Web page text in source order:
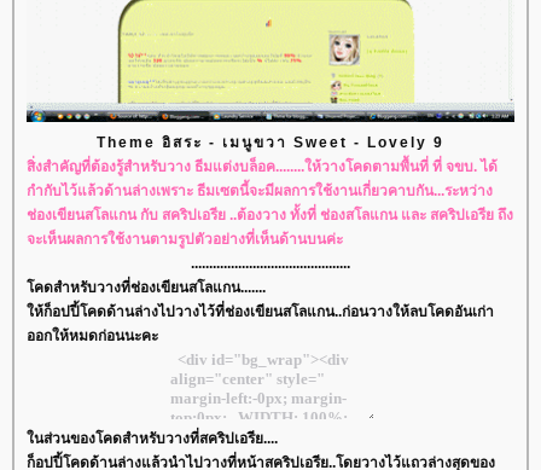
Theme อิสระ - เมนูขวา Sweet - Lovely 9
สิ่งสำคัญที่ต้องรู้สำหรับวาง ธีมแต่งบล็อค........ให้วางโคดตามพื้นที่ ที่ จขบ. ได้
กำกับไว้แล้วด้านล่างเพราะ ธีมเซตนี้จะมีผลการใช้งานเกี่ยวคาบกัน...ระหว่าง
ช่องเขียนสโลแกน กับ สคริปเอรีย ..ต้องวาง ทั้งที่ ช่องสโลแกน และ สคริปเอรีย ถึง
จะเห็นผลการใช้งานตามรูปตัวอย่างที่เห็นด้านบนค่ะ
............................................
คดสำหรับวางที่ช่องเขียนสโลแกน.......
ห้ก็อปปี้โคดด้านล่างไปวางไว้ที่ช่องเขียนสโลแกน..ก่อนวางให้ลบโคดอันเก่า
ออกให้หมดก่อนนะคะ
นส่วนของโคดสำหรับวางที่สคริปเอรีย....
ก็อปปี้โคดด้านล่างแล้วนำไปวางที่หน้าสคริปเอรีย..โดยวางไว้แถวล่างสุดของ